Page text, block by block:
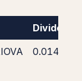
Dividend
0.0141